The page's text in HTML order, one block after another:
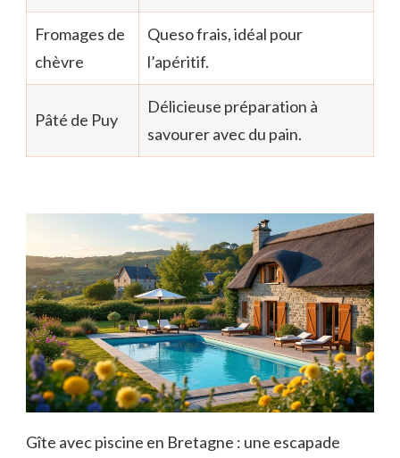
Fromages de
chèvre
Queso frais, idéal pour
l’apéritif.
Pâté de Puy
Délicieuse préparation à
savourer avec du pain.
Gîte avec piscine en Bretagne : une escapade